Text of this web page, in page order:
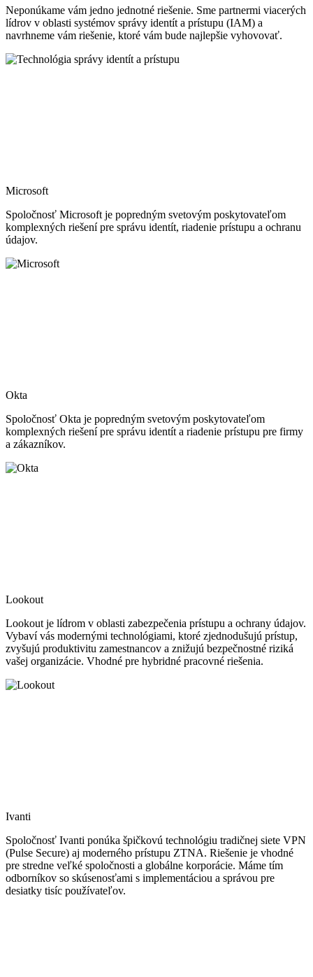
Neponúkame vám jedno jednotné riešenie. Sme partnermi viacerých
lídrov v oblasti systémov správy identít a prístupu (IAM) a
navrhneme vám riešenie, ktoré vám bude najlepšie vyhovovať.
Microsoft
Spoločnosť Microsoft je popredným svetovým poskytovateľom
komplexných riešení pre správu identít, riadenie prístupu a ochranu
údajov.
Okta
Spoločnosť Okta je popredným svetovým poskytovateľom
komplexných riešení pre správu identít a riadenie prístupu pre firmy
a zákazníkov.
Lookout
Lookout je lídrom v oblasti zabezpečenia prístupu a ochrany údajov.
Vybaví vás modernými technológiami, ktoré zjednodušujú prístup,
zvyšujú produktivitu zamestnancov a znižujú bezpečnostné riziká
vašej organizácie. Vhodné pre hybridné pracovné riešenia.
Ivanti
Spoločnosť Ivanti ponúka špičkovú technológiu tradičnej siete VPN
(Pulse Secure) aj moderného prístupu ZTNA. Riešenie je vhodné
pre stredne veľké spoločnosti a globálne korporácie. Máme tím
odborníkov so skúsenosťami s implementáciou a správou pre
desiatky tisíc používateľov.